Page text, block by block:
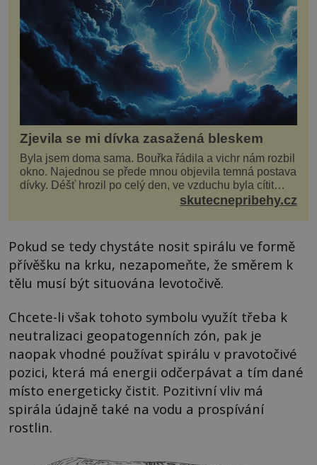
Zjevila se mi dívka zasažená bleskem
Byla jsem doma sama. Bouřka řádila a vichr nám rozbil
okno. Najednou se přede mnou objevila temná postava
dívky. Déšť hrozil po celý den, ve vzduchu byla cítit
bouřka. Do topolů před domem se opřel ví...skutecnepribehy.cz
Pokud se tedy chystáte nosit spirálu ve formě
přívěšku na krku, nezapomeňte, že směrem k
tělu musí být situována levotočivě.
Chcete-li však tohoto symbolu využít třeba k
neutralizaci geopatogenních zón, pak je
naopak vhodné používat spirálu v pravotočivé
pozici, která má energii odčerpávat a tím dané
místo energeticky čistit. Pozitivní vliv má
spirála údajně také na vodu a prospívání
rostlin.